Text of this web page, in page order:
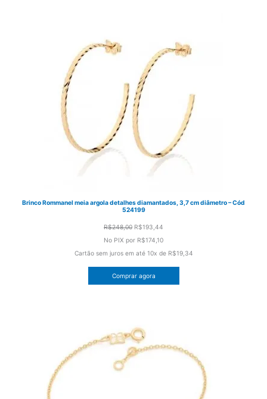
Brinco Rommanel meia argola detalhes diamantados, 3,7 cm diâmetro – Cód
524199
R$248,00 O
preço
original
era:
R$248,00.
R$193,44
preço
atual
é:
No PIX por R$174,10
Cartão sem juros em até 10x deR$19,34
Comprar agora